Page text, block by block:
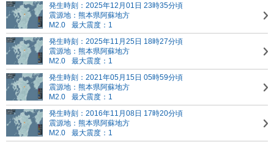
発生時刻：2025年12月01日 23時35分頃
震源地：熊本県阿蘇地方
M2.0
最大震度：1
発生時刻：2025年11月25日 18時27分頃
震源地：熊本県阿蘇地方
M2.0
最大震度：1
発生時刻：2021年05月15日 05時59分頃
震源地：熊本県阿蘇地方
M2.0
最大震度：1
発生時刻：2016年11月08日 17時20分頃
震源地：熊本県阿蘇地方
M2.0
最大震度：1